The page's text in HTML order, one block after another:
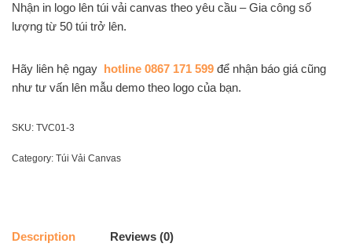
Nhận in logo lên túi vải canvas theo yêu cầu – Gia công số
lượng từ 50 túi trở lên.
Hãy liên hệ ngay hotline 0867 171 599 để nhận báo giá cũng
như tư vấn lên mẫu demo theo logo của bạn.
SKU: TVC01-3
Category: Túi Vải Canvas
Description Reviews (0)